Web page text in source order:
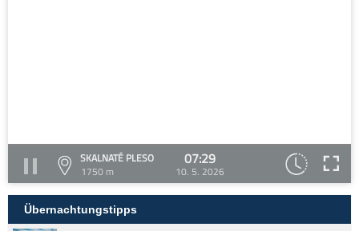
SKALNATÉ PLESO
1750 m
07:29
10. 5. 2026
Übernachtungstipps